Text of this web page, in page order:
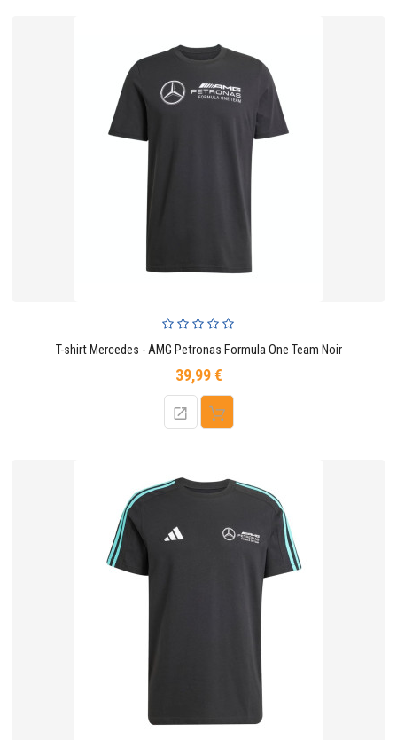
T-shirt Mercedes - AMG Petronas Formula One Team Noir
39,99 €Prix